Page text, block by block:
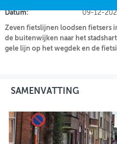
BIJEENKOMSTEN
ONTWERPERSCAFÉ
Datum:
09-12-
Zeven fietslijnen loodsen fietsers
de buitenwijken naar het
gele lijn op het wegdek en de
SAMENVATTING